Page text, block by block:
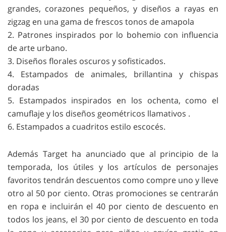
grandes, corazones pequeños, y diseños a rayas en
zigzag en una gama de frescos tonos de amapola
2. Patrones inspirados por lo bohemio con influencia
de arte urbano.
3. Diseños florales oscuros y sofisticados.
4. Estampados de animales, brillantina y chispas
doradas
5. Estampados inspirados en los ochenta, como el
camuflaje y los diseños geométricos llamativos .
6. Estampados a cuadritos estilo escocés.
Además Target ha anunciado que al principio de la
temporada, los útiles y los artículos de personajes
favoritos tendrán descuentos como compre uno y lleve
otro al 50 por ciento. Otras promociones se centrarán
en ropa e incluirán el 40 por ciento de descuento en
todos los jeans, el 30 por ciento de descuento en toda